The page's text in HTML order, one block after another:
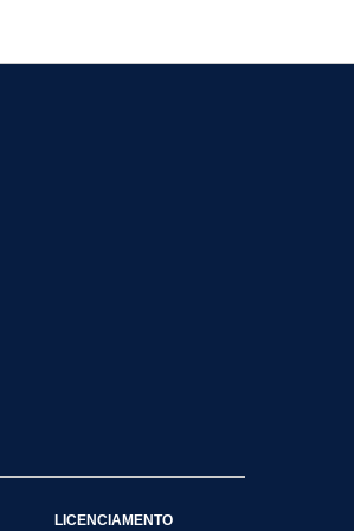
LICENCIAMENTO